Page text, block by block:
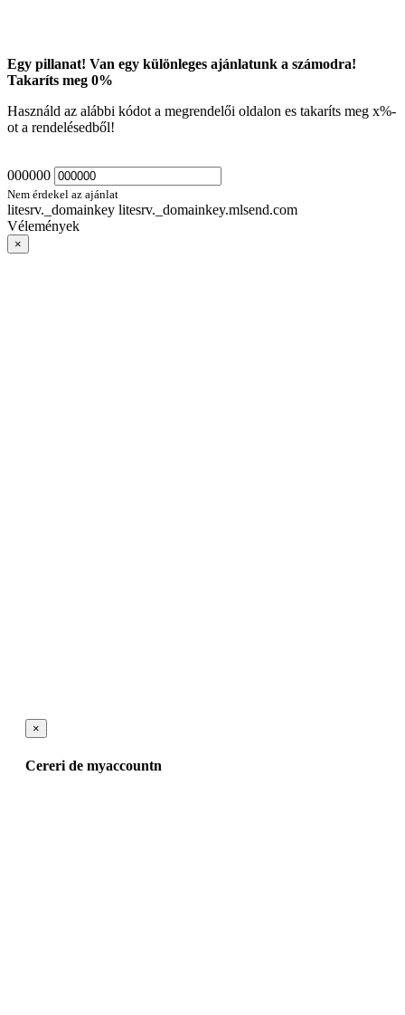
Egy pillanat! Van egy különleges ajánlatunk a számodra!
Takaríts meg 0%
Használd az alábbi kódot a megrendelői oldalon es takaríts meg x%-
ot a rendelésedből!
000000
Nem érdekel az ajánlat
litesrv._domainkey litesrv._domainkey.mlsend.com
Vélemények
×
×
Cereri de myaccountn